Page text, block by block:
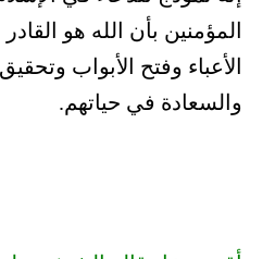
المؤمنين بأن الله هو
الأعباء وفتح الأبواب
والسعادة في حياتهم.